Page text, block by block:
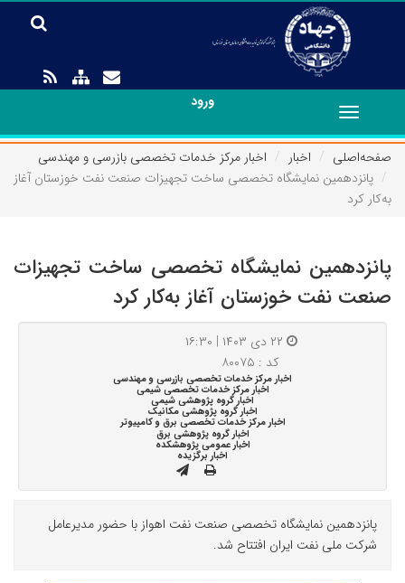
ورود
Toggle
navigation
صفحه‌اصلی
اخبار
اخبار مرکز خدمات تخصصی بازرسی و مهندسی
پانزدهمین نمایشگاه تخصصی ساخت تجهیزات صنعت نفت خوزستان آغاز
به‌کار کرد
پانزدهمین نمایشگاه تخصصی ساخت تجهیزات
صنعت نفت خوزستان آغاز به‌کار کرد
۲۲ دی ۱۴۰۳ | ۱۶:۳۰
کد : ۸۰۰۷۵
اخبار مرکز خدمات تخصصی بازرسی و مهندسی
اخبار مرکز خدمات تخصصی شیمی
اخبار گروه پژوهشی شیمی
اخبار گروه پژوهشی مکانیک
اخبار مرکز خدمات تخصصی برق و کامپیوتر
اخبار گروه پژوهشی برق
اخبار عمومی پژوهشکده
اخبار برگزیده
پانزدهمین نمایشگاه تخصصی صنعت نفت اهواز با حضور مدیرعامل
شرکت ملی نفت ایران افتتاح شد.